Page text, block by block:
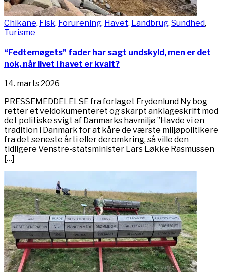
Chikane, Fisk, Forurening, Havet, Landbrug, Sundhed,
Turisme
“Fedtemøgets” fader har sagt undskyld, men er det
nok, når livet i havet er kvalt?
14. marts 2026
PRESSEMEDDELELSE fra forlaget Frydenlund Ny bog
retter et veldokumenteret og skarpt anklageskrift mod
det politiske svigt af Danmarks havmiljø ”Havde vi en
tradition i Danmark for at kåre de værste miljøpolitikere
fra det seneste årti eller deromkring, så ville den
tidligere Venstre-statsminister Lars Løkke Rasmussen
[…]